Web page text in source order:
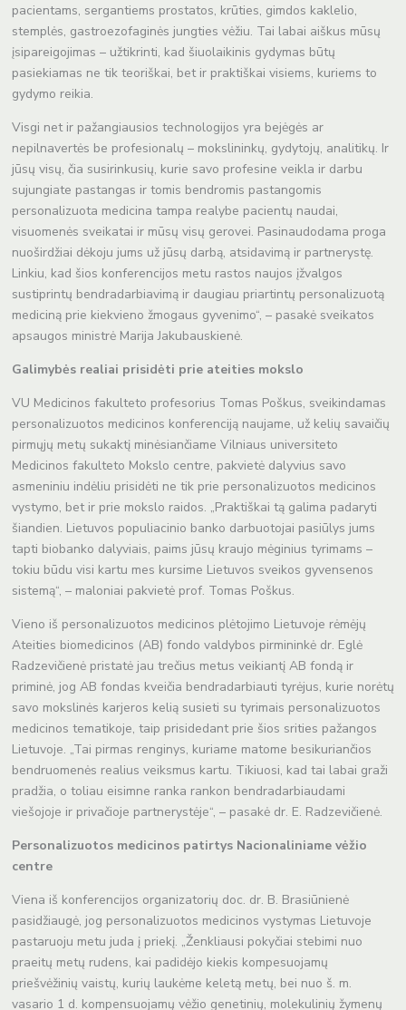
pacientams, sergantiems prostatos, krūties, gimdos kaklelio,
stemplės, gastroezofaginės jungties vėžiu. Tai labai aiškus mūsų
įsipareigojimas – užtikrinti, kad šiuolaikinis gydymas būtų
pasiekiamas ne tik teoriškai, bet ir praktiškai visiems, kuriems to
gydymo reikia.
Visgi net ir pažangiausios technologijos yra bejėgės ar
nepilnavertės be profesionalų – mokslininkų, gydytojų, analitikų. Ir
jūsų visų, čia susirinkusių, kurie savo profesine veikla ir darbu
sujungiate pastangas ir tomis bendromis pastangomis
personalizuota medicina tampa realybe pacientų naudai,
visuomenės sveikatai ir mūsų visų gerovei. Pasinaudodama proga
nuoširdžiai dėkoju jums už jūsų darbą, atsidavimą ir partnerystę.
Linkiu, kad šios konferencijos metu rastos naujos įžvalgos
sustiprintų bendradarbiavimą ir daugiau priartintų personalizuotą
mediciną prie kiekvieno žmogaus gyvenimo“, – pasakė sveikatos
apsaugos ministrė Marija Jakubauskienė.
Galimybės realiai prisidėti prie ateities mokslo
VU Medicinos fakulteto profesorius Tomas Poškus, sveikindamas
personalizuotos medicinos konferenciją naujame, už kelių savaičių
pirmųjų metų sukaktį minėsiančiame Vilniaus universiteto
Medicinos fakulteto Mokslo centre, pakvietė dalyvius savo
asmeniniu indėliu prisidėti ne tik prie personalizuotos medicinos
vystymo, bet ir prie mokslo raidos. „Praktiškai tą galima padaryti
šiandien. Lietuvos populiacinio banko darbuotojai pasiūlys jums
tapti biobanko dalyviais, paims jūsų kraujo mėginius tyrimams –
tokiu būdu visi kartu mes kursime Lietuvos sveikos gyvensenos
sistemą“, – maloniai pakvietė prof. Tomas Poškus.
Vieno iš personalizuotos medicinos plėtojimo Lietuvoje rėmėjų
Ateities biomedicinos (AB) fondo valdybos pirmininkė dr. Eglė
Radzevičienė pristatė jau trečius metus veikiantį AB fondą ir
priminė, jog AB fondas kveičia bendradarbiauti tyrėjus, kurie norėtų
savo mokslinės karjeros kelią susieti su tyrimais personalizuotos
medicinos tematikoje, taip prisidedant prie šios srities pažangos
Lietuvoje. „Tai pirmas renginys, kuriame matome besikuriančios
bendruomenės realius veiksmus kartu. Tikiuosi, kad tai labai graži
pradžia, o toliau eisimne ranka rankon bendradarbiaudami
viešojoje ir privačioje partnerystėje“, – pasakė dr. E. Radzevičienė.
Personalizuotos medicinos patirtys Nacionaliniame vėžio
centre
Viena iš konferencijos organizatorių doc. dr. B. Brasiūnienė
pasidžiaugė, jog personalizuotos medicinos vystymas Lietuvoje
pastaruoju metu juda į priekį. „Ženkliausi pokyčiai stebimi nuo
praeitų metų rudens, kai padidėjo kiekis kompesuojamų
priešvėžinių vaistų, kurių laukėme keletą metų, bei nuo š. m.
vasario 1 d. kompensuojamų vėžio genetinių, molekulinių žymenų